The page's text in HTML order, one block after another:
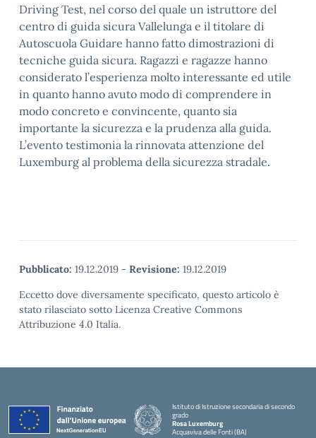
Driving Test, nel corso del quale un istruttore del
centro di guida sicura Vallelunga e il titolare di
Autoscuola Guidare hanno fatto dimostrazioni di
tecniche guida sicura. Ragazzi e ragazze hanno
considerato l’esperienza molto interessante ed utile
in quanto hanno avuto modo di comprendere in
modo concreto e convincente, quanto sia
importante la sicurezza e la prudenza alla guida.
L’evento testimonia la rinnovata attenzione del
Luxemburg al problema della sicurezza stradale.
Pubblicato: 19.12.2019 - Revisione: 19.12.2019
Eccetto dove diversamente specificato, questo articolo è
stato rilasciato sotto Licenza Creative Commons
Attribuzione 4.0 Italia.
Istituto di Istruzione secondaria di secondo
grado
Rosa Luxemburg
Acquaviva delle Fonti (BA)